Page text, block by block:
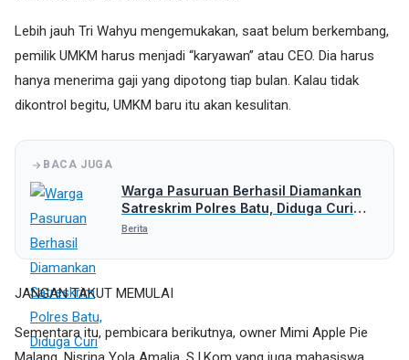
Lebih jauh Tri Wahyu mengemukakan, saat belum berkembang,
pemilik UMKM harus menjadi “karyawan” atau CEO. Dia harus
hanya menerima gaji yang dipotong tiap bulan. Kalau tidak
dikontrol begitu, UMKM baru itu akan kesulitan.
BACA JUGA
Warga Pasuruan Berhasil Diamankan
Satreskrim Polres Batu, Diduga Curi
Uang Rp 5 Juta
Berita
JANGAN TAKUT MEMULAI
Sementara itu, pembicara berikutnya, owner Mimi Apple Pie